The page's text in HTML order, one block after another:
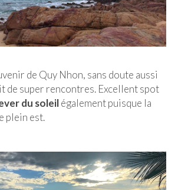
de Quy Nhon, sans doute aussi
de super rencontres. Excellent spot
du soleilégalement puisque la
plein est.